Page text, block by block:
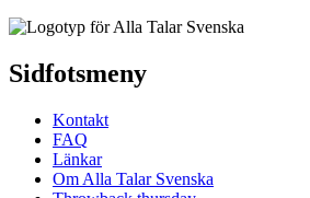
Sidfotsmeny
Kontakt
FAQ
Länkar
Om Alla Talar Svenska